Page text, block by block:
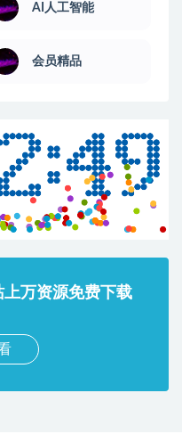
AI人工智能
会员精品
万资源免费下载